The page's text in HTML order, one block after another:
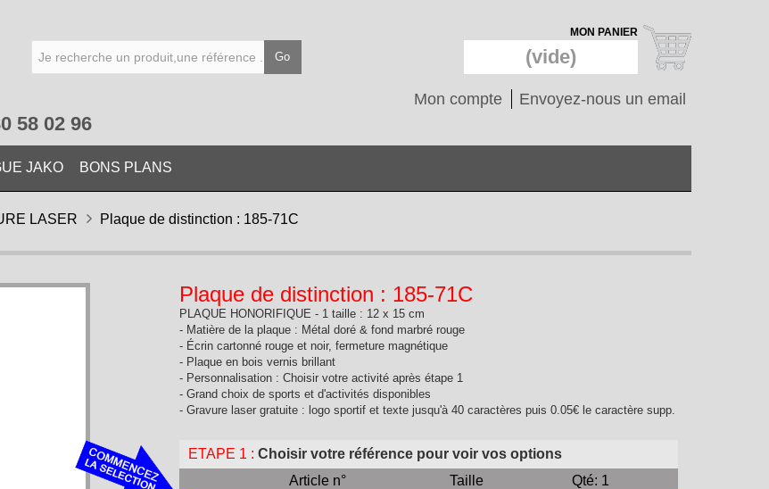
Go
MON PANIER
(vide)
Mon compte Envoyez-nous un email
58 02 96
JAKO BONS PLANS
LASER Plaque de distinction : 185-71C
Plaque de distinction : 185-71C
PLAQUE HONORIFIQUE - 1 taille : 12 x 15 cm
- Matière de la plaque : Métal doré & fond marbré rouge
- Écrin cartonné rouge et noir, fermeture magnétique
- Plaque en bois vernis brillant
- Personnalisation : Choisir votre activité après étape 1
- Grand choix de sports et d'activités disponibles
- Gravure laser gratuite : logo sportif et texte jusqu'à 40 caractères puis 0.05€ le caractère supp.
ETAPE 1 : Choisir votre référence pour voir vos options
Article n°
Taille Qté: 1